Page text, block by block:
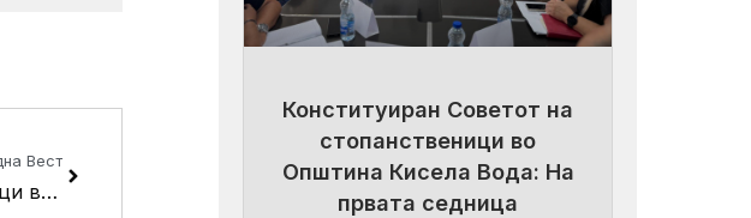
Вест
Средба со урбани и месни заедници во Општина Кисела Вода
Конституиран Советот на
стопанственици во
Општина Кисела Вода: На
првата седница